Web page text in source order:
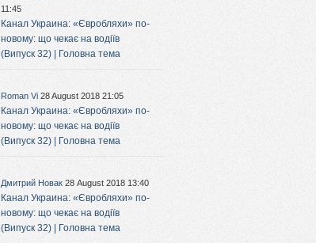
11:45
Канал Украина: «Євробляхи» по-
новому: що чекає на водіїв
(Випуск 32) | Головна тема
Roman Vi 28 August 2018 21:05
Канал Украина: «Євробляхи» по-
новому: що чекає на водіїв
(Випуск 32) | Головна тема
Дмитрий Новак 28 August 2018 13:40
Канал Украина: «Євробляхи» по-
новому: що чекає на водіїв
(Випуск 32) | Головна тема